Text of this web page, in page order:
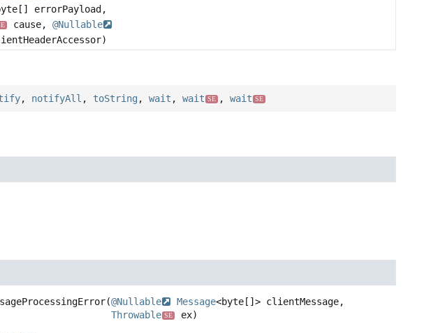
errorPayload,
cause, @Nullable
, notifyAll , toString , wait , wait SE , wait SE
(@Nullable Message<byte[]> clientMessage,
Throwable SE ex)